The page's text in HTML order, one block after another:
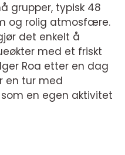
grupper, typisk 48
og rolig atmosfære.
det enkelt å
med et friskt
Roa etter en dag
en tur med
en egen aktivitet